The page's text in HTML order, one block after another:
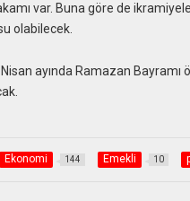
var. Buna göre de
olabilecek.
Nisan ayında Ramazan
Ekonomi 144 Emekli 10